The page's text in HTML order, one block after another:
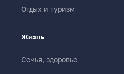
Отдых и туризм
Жизнь
Семья, здоровье